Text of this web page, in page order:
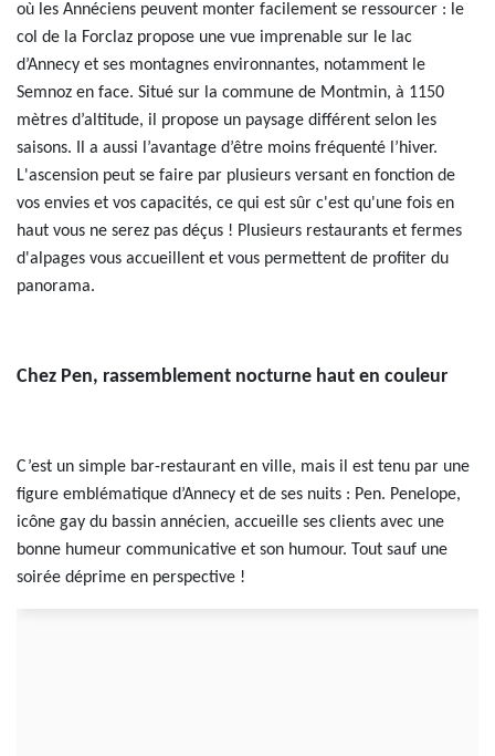
où les Annéciens peuvent monter facilement se ressourcer : le
col de la Forclaz propose une vue imprenable sur le lac
d’Annecy et ses montagnes environnantes, notamment le
Semnoz en face. Situé sur la commune de Montmin, à 1150
mètres d’altitude, il propose un paysage différent selon les
saisons. Il a aussi l’avantage d’être moins fréquenté l’hiver.
L'ascension peut se faire par plusieurs versant en fonction de
vos envies et vos capacités, ce qui est sûr c'est qu'une fois en
haut vous ne serez pas déçus ! Plusieurs restaurants et fermes
d'alpages vous accueillent et vous permettent de profiter du
panorama.
Chez Pen, rassemblement nocturne haut en couleur
C’est un simple bar-restaurant en ville, mais il est tenu par une
figure emblématique d’Annecy et de ses nuits : Pen. Penelope,
icône gay du bassin annécien, accueille ses clients avec une
bonne humeur communicative et son humour. Tout sauf une
soirée déprime en perspective !